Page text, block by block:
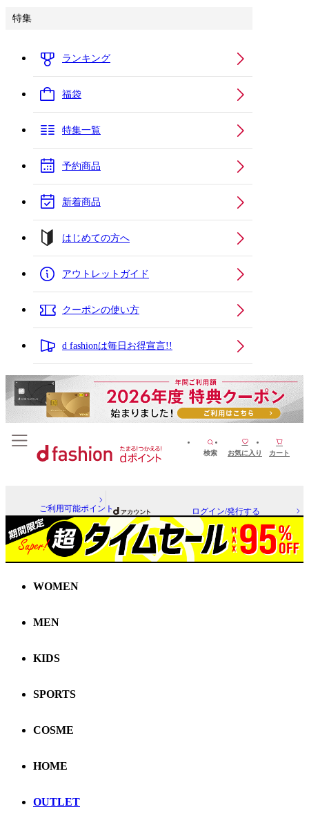
特集
ランキング
福袋
特集一覧
予約商品
新着商品
はじめての方へ
アウトレットガイド
クーポンの使い方
d fashionは毎日お得宣言!!
検索 お気に入り カート
ご利用可能ポイント ログイン/発行する
WOMEN
MEN
KIDS
SPORTS
COSME
HOME
OUTLET